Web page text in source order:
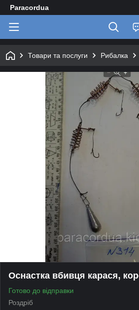
Paracordua
Товари та послуги Рибалка
Оснастка вбивця карася,
Готово до відправки
Роздріб